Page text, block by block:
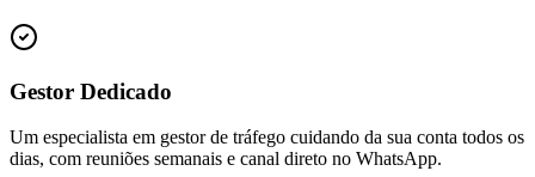
Gestor Dedicado
Um especialista em gestor de tráfego cuidando da sua conta todos os
dias, com reuniões semanais e canal direto no WhatsApp.